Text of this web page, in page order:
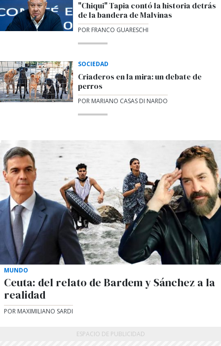
"Chiqui" Tapia contó la historia detrás
de la bandera de Malvinas
POR FRANCO GUARESCHI
SOCIEDAD
Criaderos en la mira: un debate de
perros
POR MARIANO CASAS DI NARDO
MUNDO
Ceuta: del relato de Bardem y Sánchez a la
realidad
POR MAXIMILIANO SARDI